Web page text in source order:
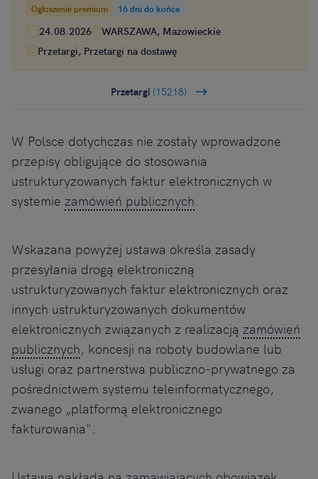
Ogłoszenie premium 16 dni do końca
24.08.2026
WARSZAWA, Mazowieckie
Przetargi, Przetargi na dostawę
Przetargi (15218)
W Polsce dotychczas nie zostały wprowadzone
przepisy obligujące do stosowania
ustrukturyzowanych faktur elektronicznych w
systemie zamówień publicznych.
Wskazana powyżej ustawa określa zasady
przesyłania drogą elektroniczną
ustrukturyzowanych faktur elektronicznych oraz
innych ustrukturyzowanych dokumentów
elektronicznych związanych z realizacją zamówień
publicznych, koncesji na roboty budowlane lub
usługi oraz partnerstwa publiczno-prywatnego za
pośrednictwem systemu teleinformatycznego,
zwanego „platformą elektronicznego
fakturowania".